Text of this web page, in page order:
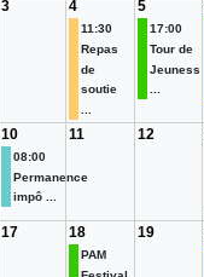
3 4
11:30
Repas
de
soutie
5
17:00
Tour de
Jeuness
...
10
08:00
Permanence
impô ...
11 12
17 18
PAM
19